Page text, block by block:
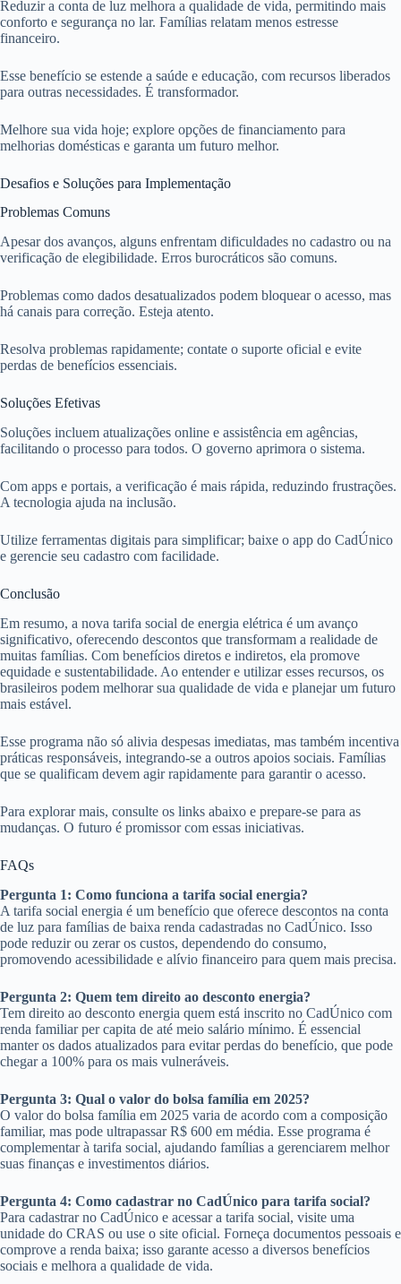
Reduzir a conta de luz melhora a qualidade de vida, permitindo mais
conforto e segurança no lar. Famílias relatam menos estresse
financeiro.
Esse benefício se estende a saúde e educação, com recursos liberados
para outras necessidades. É transformador.
Melhore sua vida hoje; explore opções de financiamento para
melhorias domésticas e garanta um futuro melhor.
Desafios e Soluções para Implementação
Problemas Comuns
Apesar dos avanços, alguns enfrentam dificuldades no cadastro ou na
verificação de elegibilidade. Erros burocráticos são comuns.
Problemas como dados desatualizados podem bloquear o acesso, mas
há canais para correção. Esteja atento.
Resolva problemas rapidamente; contate o suporte oficial e evite
perdas de benefícios essenciais.
Soluções Efetivas
Soluções incluem atualizações online e assistência em agências,
facilitando o processo para todos. O governo aprimora o sistema.
Com apps e portais, a verificação é mais rápida, reduzindo frustrações.
A tecnologia ajuda na inclusão.
Utilize ferramentas digitais para simplificar; baixe o app do CadÚnico
e gerencie seu cadastro com facilidade.
Conclusão
Em resumo, a nova tarifa social de energia elétrica é um avanço
significativo, oferecendo descontos que transformam a realidade de
muitas famílias. Com benefícios diretos e indiretos, ela promove
equidade e sustentabilidade. Ao entender e utilizar esses recursos, os
brasileiros podem melhorar sua qualidade de vida e planejar um futuro
mais estável.
Esse programa não só alivia despesas imediatas, mas também incentiva
práticas responsáveis, integrando-se a outros apoios sociais. Famílias
que se qualificam devem agir rapidamente para garantir o acesso.
Para explorar mais, consulte os links abaixo e prepare-se para as
mudanças. O futuro é promissor com essas iniciativas.
FAQs
Pergunta 1: Como funciona a tarifa social energia?
A tarifa social energia é um benefício que oferece descontos na conta
de luz para famílias de baixa renda cadastradas no CadÚnico. Isso
pode reduzir ou zerar os custos, dependendo do consumo,
promovendo acessibilidade e alívio financeiro para quem mais precisa.
Pergunta 2: Quem tem direito ao desconto energia?
Tem direito ao desconto energia quem está inscrito no CadÚnico com
renda familiar per capita de até meio salário mínimo. É essencial
manter os dados atualizados para evitar perdas do benefício, que pode
chegar a 100% para os mais vulneráveis.
Pergunta 3: Qual o valor do bolsa família em 2025?
O valor do bolsa família em 2025 varia de acordo com a composição
familiar, mas pode ultrapassar R$ 600 em média. Esse programa é
complementar à tarifa social, ajudando famílias a gerenciarem melhor
suas finanças e investimentos diários.
Pergunta 4: Como cadastrar no CadÚnico para tarifa social?
Para cadastrar no CadÚnico e acessar a tarifa social, visite uma
unidade do CRAS ou use o site oficial. Forneça documentos pessoais e
comprove a renda baixa; isso garante acesso a diversos benefícios
sociais e melhora a qualidade de vida.